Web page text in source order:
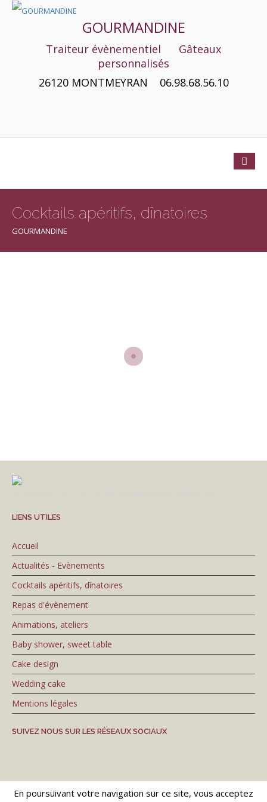
GOURMANDINE
Traiteur évènementiel Gâteaux
personnalisés
26120 MONTMEYRAN 06.98.68.56.10
Cocktails apéritifs, dînatoires
GOURMANDINE
COCKTAILS APÉRITIFS, DINATOIRES
Vous avez besoin d'organiser une réception, un
apéritif ou un cocktail ?
Gourmandine mettra tout en œuvre pour que votre
évènement soit une réussite.
LIENS UTILES
Accueil
Actualités - Evènements
Cocktails apéritifs, dînatoires
Repas d'évènement
Animations, ateliers
Baby shower, sweet table
Cake design
Wedding cake
Mentions légales
SUIVEZ NOUS SUR LES RÉSEAUX SOCIAUX
En poursuivant votre navigation sur ce site, vous acceptez